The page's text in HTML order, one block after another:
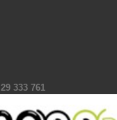
29 333 761